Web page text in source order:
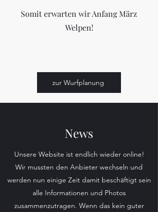
Somit erwarten wir Anfang März
Welpen!
zur Wurfplanung
News
Unsere Website ist endlich wieder online!
Wir mussten den Anbieter wechseln und
werden nun einige Zeit damit beschäftigt sein
alle Informationen und Photos
zusammenzutragen. Wenn das kein guter